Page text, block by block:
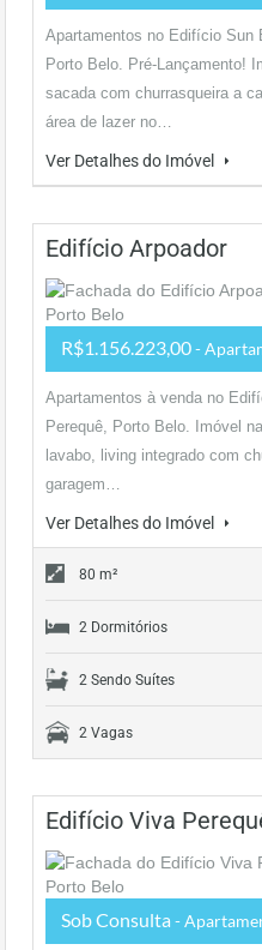
Apartamentos no Edifício Sun
Porto Belo. Pré-Lançamento!
sacada com churrasqueira a
área de lazer no…
Ver Detalhes do Imóvel
Edifício Arpoador
R$1.156.223,00-
Apartamentos à venda no
Perequê, Porto Belo. Imóvel
lavabo, living integrado com
garagem…
Ver Detalhes do Imóvel
80 m²
2 Dormitórios
2 Sendo Suítes
2 Vagas
Edifício Viva
Sob Consulta -